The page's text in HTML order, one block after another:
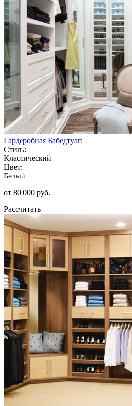
Гардеробная Бабедтуап
Стиль:
Классический
Цвет:
Белый
от 80 000 руб.
Рассчитать